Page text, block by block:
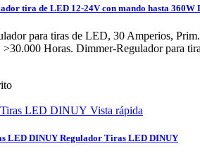
tira de LED 12-24V con mando hasta 360W
para tiras de LED, 30 Amperios,
>30.000 Horas. Dimmer-Regulador para
Vista rápida
LED DINUYRegulador Tiras LED DINUY